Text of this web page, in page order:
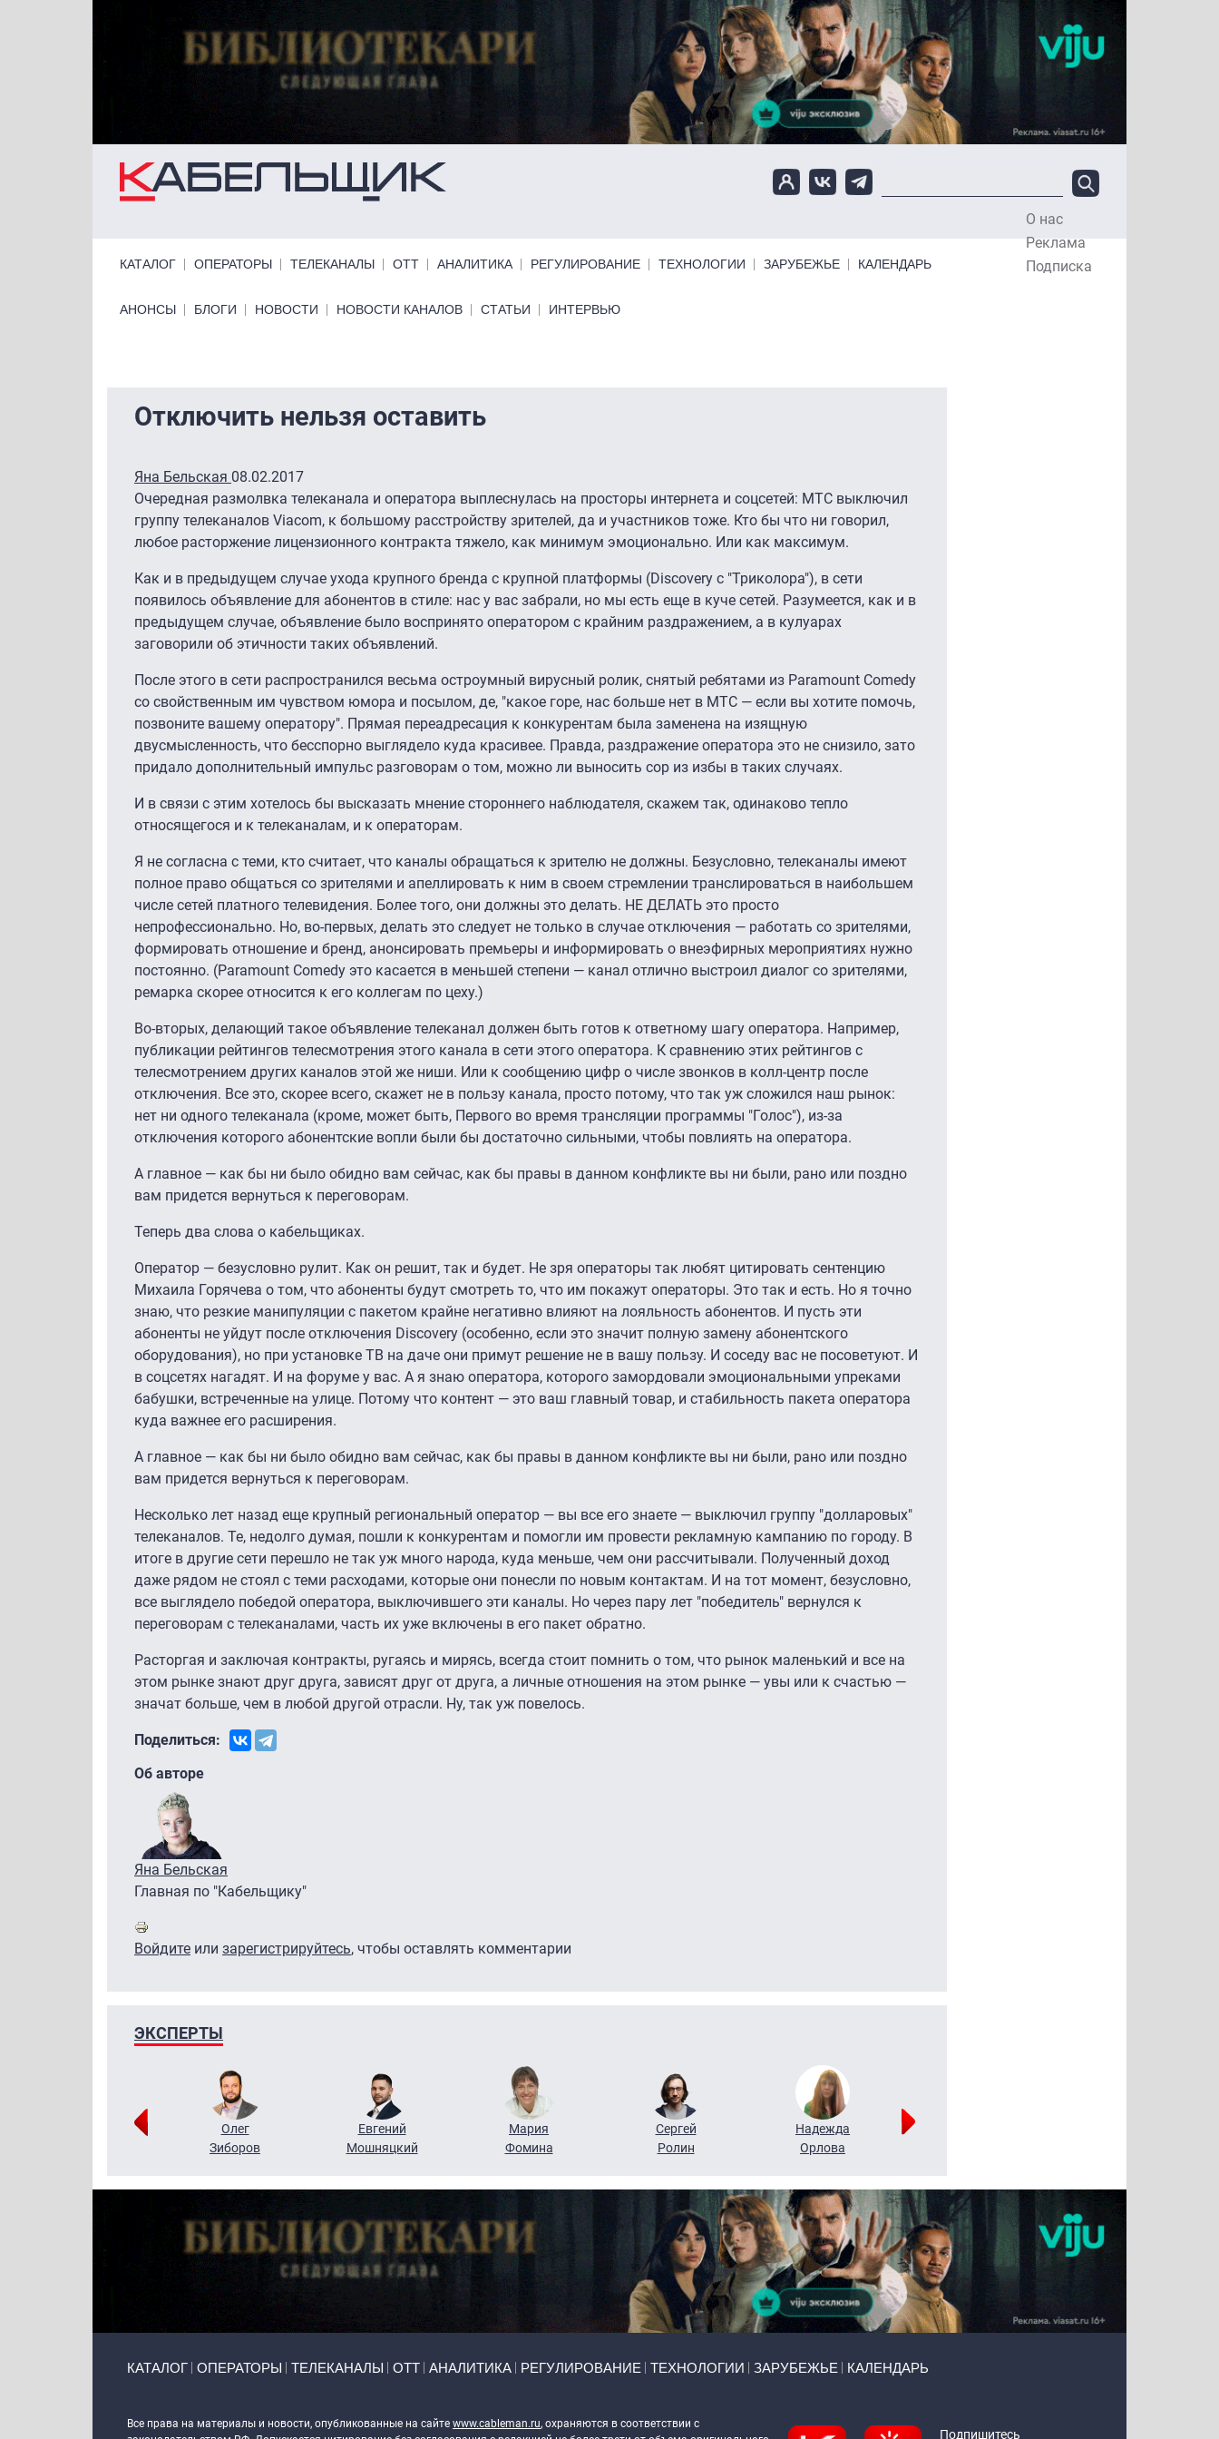
О нас
Реклама
Подписка
КАТАЛОГ ОПЕРАТОРЫ ТЕЛЕКАНАЛЫ ОТТ АНАЛИТИКА РЕГУЛИРОВАНИЕ ТЕХНОЛОГИИ ЗАРУБЕЖЬЕ КАЛЕНДАРЬ
Primary links bottom
АНОНСЫ БЛОГИ НОВОСТИ НОВОСТИ КАНАЛОВ СТАТЬИ ИНТЕРВЬЮ
Отключить нельзя оставить
Яна Бельская 08.02.2017
Очередная размолвка телеканала и оператора выплеснулась на просторы интернета и соцсетей: МТС выключил
группу телеканалов Viacom, к большому расстройству зрителей, да и участников тоже. Кто бы что ни говорил,
любое расторжение лицензионного контракта тяжело, как минимум эмоционально. Или как максимум.
Как и в предыдущем случае ухода крупного бренда с крупной платформы (Discovery с "Триколора"), в сети
появилось объявление для абонентов в стиле: нас у вас забрали, но мы есть еще в куче сетей. Разумеется, как и в
предыдущем случае, объявление было воспринято оператором с крайним раздражением, а в кулуарах
заговорили об этичности таких объявлений.
После этого в сети распространился весьма остроумный вирусный ролик, снятый ребятами из Paramount Comedy
со свойственным им чувством юмора и посылом, де, "какое горе, нас больше нет в МТС — если вы хотите помочь,
позвоните вашему оператору". Прямая переадресация к конкурентам была заменена на изящную
двусмысленность, что бесспорно выглядело куда красивее. Правда, раздражение оператора это не снизило, зато
придало дополнительный импульс разговорам о том, можно ли выносить сор из избы в таких случаях.
И в связи с этим хотелось бы высказать мнение стороннего наблюдателя, скажем так, одинаково тепло
относящегося и к телеканалам, и к операторам.
Я не согласна с теми, кто считает, что каналы обращаться к зрителю не должны. Безусловно, телеканалы имеют
полное право общаться со зрителями и апеллировать к ним в своем стремлении транслироваться в наибольшем
числе сетей платного телевидения. Более того, они должны это делать. НЕ ДЕЛАТЬ это просто
непрофессионально. Но, во-первых, делать это следует не только в случае отключения — работать со зрителями,
формировать отношение и бренд, анонсировать премьеры и информировать о внеэфирных мероприятиях нужно
постоянно. (Paramount Comedy это касается в меньшей степени — канал отлично выстроил диалог со зрителями,
ремарка скорее относится к его коллегам по цеху.)
Во-вторых, делающий такое объявление телеканал должен быть готов к ответному шагу оператора. Например,
публикации рейтингов телесмотрения этого канала в сети этого оператора. К сравнению этих рейтингов с
телесмотрением других каналов этой же ниши. Или к сообщению цифр о числе звонков в колл-центр после
отключения. Все это, скорее всего, скажет не в пользу канала, просто потому, что так уж сложился наш рынок:
нет ни одного телеканала (кроме, может быть, Первого во время трансляции программы "Голос"), из-за
отключения которого абонентские вопли были бы достаточно сильными, чтобы повлиять на оператора.
А главное — как бы ни было обидно вам сейчас, как бы правы в данном конфликте вы ни были, рано или поздно
вам придется вернуться к переговорам.
Теперь два слова о кабельщиках.
Оператор — безусловно рулит. Как он решит, так и будет. Не зря операторы так любят цитировать сентенцию
Михаила Горячева о том, что абоненты будут смотреть то, что им покажут операторы. Это так и есть. Но я точно
знаю, что резкие манипуляции с пакетом крайне негативно влияют на лояльность абонентов. И пусть эти
абоненты не уйдут после отключения Discovery (особенно, если это значит полную замену абонентского
оборудования), но при установке ТВ на даче они примут решение не в вашу пользу. И соседу вас не посоветуют. И
в соцсетях нагадят. И на форуме у вас. А я знаю оператора, которого замордовали эмоциональными упреками
бабушки, встреченные на улице. Потому что контент — это ваш главный товар, и стабильность пакета оператора
куда важнее его расширения.
А главное — как бы ни было обидно вам сейчас, как бы правы в данном конфликте вы ни были, рано или поздно
вам придется вернуться к переговорам.
Несколько лет назад еще крупный региональный оператор — вы все его знаете — выключил группу "долларовых"
телеканалов. Те, недолго думая, пошли к конкурентам и помогли им провести рекламную кампанию по городу. В
итоге в другие сети перешло не так уж много народа, куда меньше, чем они рассчитывали. Полученный доход
даже рядом не стоял с теми расходами, которые они понесли по новым контактам. И на тот момент, безусловно,
все выглядело победой оператора, выключившего эти каналы. Но через пару лет "победитель" вернулся к
переговорам с телеканалами, часть их уже включены в его пакет обратно.
Расторгая и заключая контракты, ругаясь и мирясь, всегда стоит помнить о том, что рынок маленький и все на
этом рынке знают друг друга, зависят друг от друга, а личные отношения на этом рынке — увы или к счастью —
значат больше, чем в любой другой отрасли. Ну, так уж повелось.
Поделиться:
Об авторе
Яна Бельская
Главная по "Кабельщику"
Войдите или зарегистрируйтесь, чтобы оставлять комментарии
ЭКСПЕРТЫ
Олег
Зиборов
Евгений
Мошняцкий
Мария
Фомина
Сергей
Ролин
Надежда
Орлова
КАТАЛОГ ОПЕРАТОРЫ ТЕЛЕКАНАЛЫ ОТТ АНАЛИТИКА РЕГУЛИРОВАНИЕ ТЕХНОЛОГИИ ЗАРУБЕЖЬЕ КАЛЕНДАРЬ
Все права на материалы и новости, опубликованные на сайте www.cableman.ru, охраняются в соответствии с
Подпишитесь